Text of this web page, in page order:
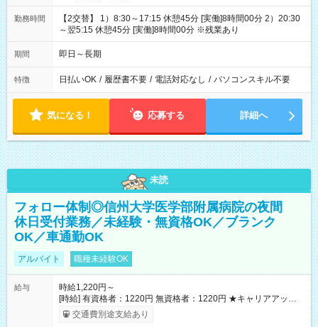
勤務時間
【2交替】 1）8:30～17:15 休憩45分 [実働]8時間00分 2）20:30
～翌5:15 休憩45分 [実働]8時間00分 ※残業あり
期間 即日～長期
特徴 日払いOK / 履歴書不要 / 電話対応なし / パソコンスキル不要
気になる！ 応募する 詳細へ
未読
フォロー体制◎信州大学医学部附属病院の夜間
休日受付業務／未経験・無資格OK／ブランク
OK／車通勤OK
アルバイト 職種未経験OK
給与
時給1,220円～
[時給] 有資格者：1220円 無資格者：1220円 ★キャリアアップ制
度あり 進級により給与がアップします！ 【試用期間】試用期間
あり 試用期間の長さ：3ヶ月 雇用形態、給与は本採用時と同じ
交通費別途支給あり